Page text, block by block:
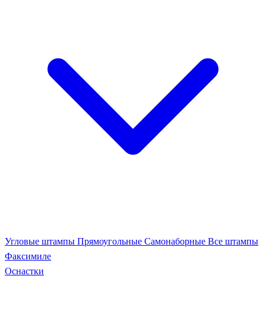
Угловые штампы Прямоугольные Самонаборные Все штампы
Факсимиле
Оснастки